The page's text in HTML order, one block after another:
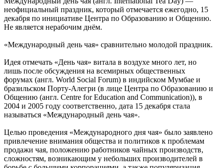
неофициальный праздник, который отмечается ежегодно, 15
декабря по инициативе Центра по Образованию и Общению.
Не является нерабочим днём.
«Международный день чая» сравнительно молодой праздник.
Идея отмечать «День чая» витала в воздухе много лет, но
лишь после обсуждения на всемирных общественных
форумах (англ. World Social Forum) в индийском Мумбае и
бразильском Порту-Алегри (в лице Центра по Образованию и
Общению (англ. Centre for Education and Communication)), в
2004 и 2005 году соответственно, дата 15 декабря стала
называться «Международный день чая».
Целью проведения «Международного дня чая» было заявлено
привлечение внимания общества и политиков к проблемам
продажи чая, положению работников чайных производств,
сложностям, возникающим у небольших производителей в